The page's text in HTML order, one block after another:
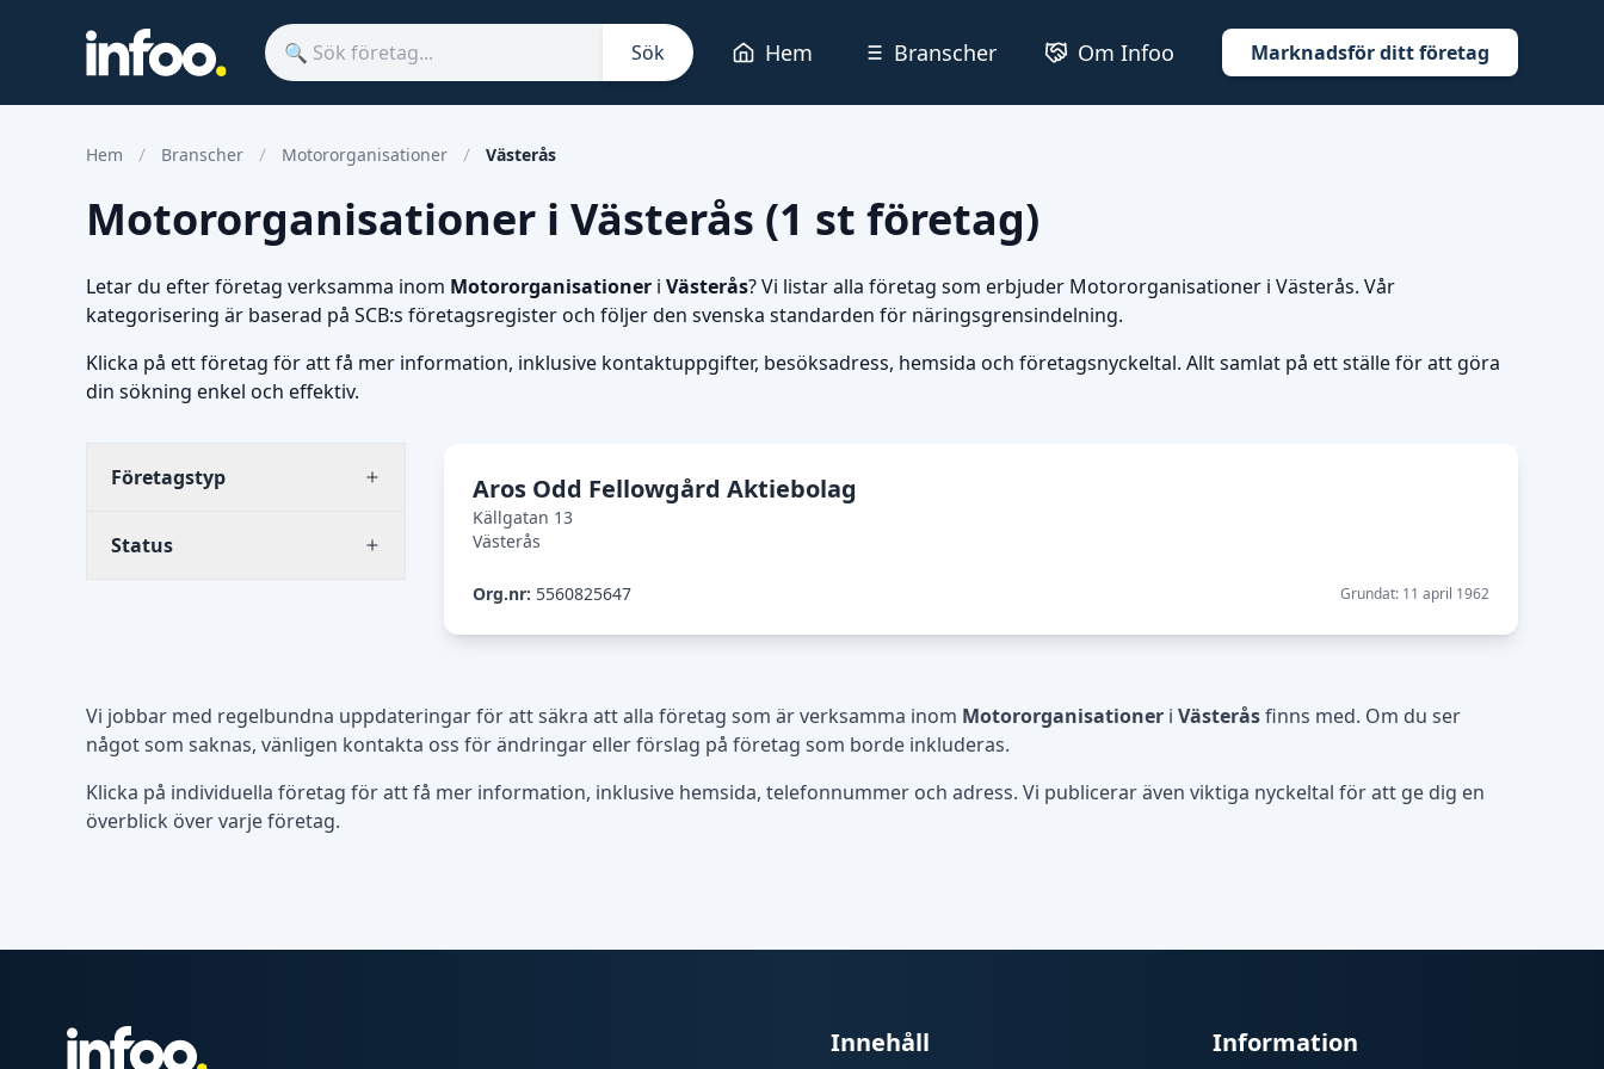
Sök Hem Branscher Om Infoo Marknadsför ditt företag
Hem Branscher Motororganisationer Västerås
Motororganisationer i Västerås (1 st företag)
Letar du efter företag verksamma inom Motororganisationer i Västerås? Vi listar alla företag som erbjuder Motororganisationer i Västerås. Vår
kategorisering är baserad på SCB:s företagsregister och följer den svenska standarden för näringsgrensindelning.
Klicka på ett företag för att få mer information, inklusive kontaktuppgifter, besöksadress, hemsida och företagsnyckeltal. Allt samlat på ett ställe för att göra
din sökning enkel och effektiv.
Företagstyp
Status
Aros Odd Fellowgård Aktiebolag
Källgatan 13
Västerås
Org.nr: 5560825647 Grundat: 11 april 1962
Vi jobbar med regelbundna uppdateringar för att säkra att alla företag som är verksamma inom Motororganisationer i Västeråsfinns med. Om du ser
något som saknas, vänligen kontakta oss för ändringar eller förslag på företag som borde inkluderas.
Klicka på individuella företag för att få mer information, inklusive hemsida, telefonnummer och adress. Vi publicerar även viktiga nyckeltal för att ge dig en
överblick över varje företag.
Innehåll Information